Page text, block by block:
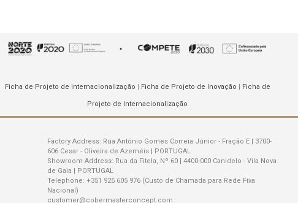
Ficha de Projeto de Internacionalização | Ficha de Projeto de Inovação | Ficha de
Projeto de Internacionalização
Factory Address: Rua António Gomes Correia Júnior - Fração E | 3700-
606 Cesar - Oliveira de Azeméis | PORTUGAL
Showroom Address: Rua da Fitela, Nº 60 | 4400-000 Canidelo - Vila Nova
de Gaia | PORTUGAL
Telephone: +351 925 605 976 (Custo de Chamada para Rede Fixa
Nacional)
customer@cobermasterconcept.com